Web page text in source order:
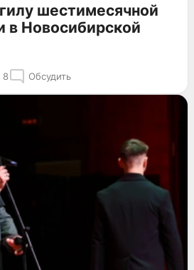
шестимесячной
в Новосибирской
8 Обсудить